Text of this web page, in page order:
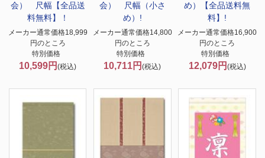
会） 尺幅【全品送
料無料】！
メーカー通常価格18,999
円のところ
特別価格
10,599円(税込)
会） 尺幅（小さ
め）!
メーカー通常価格14,800
円のところ
特別価格
10,711円(税込)
め）【全品送料無
料】!
メーカー通常価格16,900
円のところ
特別価格
12,079円 (税込)